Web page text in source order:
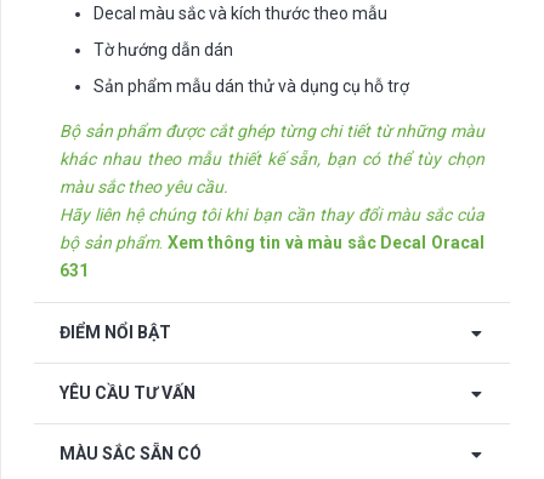
Decal màu sắc và kích thước theo mẫu
Tờ hướng dẫn dán
Sản phẩm mẫu dán thử và dụng cụ hỗ trợ
Bộ sản phẩm được cắt ghép từng chi tiết từ những màu
khác nhau theo mẫu thiết kế sẵn, bạn có thể tùy chọn
màu sắc theo yêu cầu.
Hãy liên hệ chúng tôi khi bạn cần thay đổi màu sắc của
bộ sản phẩm. Xem thông tin và màu sắc Decal Oracal
631
ĐIỂM NỔI BẬT
YÊU CẦU TƯ VẤN
MÀU SẮC SẴN CÓ